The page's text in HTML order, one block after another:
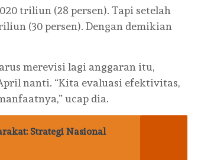
triliun (28 persen). Tapi setelah
(30 persen). Dengan demikian
merevisi lagi anggaran itu,
nanti. “Kita evaluasi efektivitas,
ucap dia.
Strategi Nasional